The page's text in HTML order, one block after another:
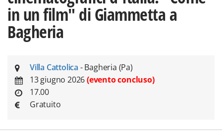
in un film" di Giammetta a
Bagheria
Villa Cattolica - Bagheria (Pa)
13 giugno 2026(evento concluso)
17.00
Gratuito